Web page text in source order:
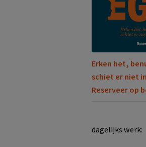
Erken het,
schiet er niet
Reserveer op
dagelijks werk: